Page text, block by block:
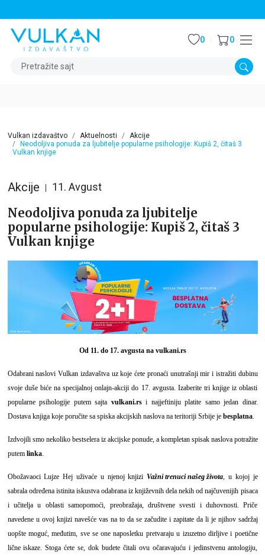
Pretražite sajt
0 0
Vulkan izdavaštvo Aktuelnosti
Akcije
Neodoljiva ponuda za ljubitelje popularne psihologije: Kupiš 2, čitaš 3
Vulkan knjige
Akcije 11. Avgust
Neodoljiva ponuda za ljubitelje
popularne psihologije: Kupiš 2, čitaš 3
Vulkan knjige
Od 11. do 17. avgusta na vulkani.rs
Odabrani naslovi Vulkan izdavaštva uz koje ćete pronaći unutrašnji mir i istražiti dubinu
svoje duše biće na specijalnoj onlajn-akciji do 17. avgusta. Izaberite tri knjige iz oblasti
popularne psihologije putem sajta vulkani.rsi najjeftiniju platite samo jedan dinar.
Dostava knjiga koje poručite sa spiska akcijskih naslova na teritoriji Srbije je besplatna.
Izdvojili smo nekoliko bestselera iz akcijske ponude, a kompletan spisak naslova potražite
putem linka.
Obožavaoci Lujze Hej uživaće u njenoj knjiziVažni trenuci našeg života, u kojoj je
sabrala određena istinita iskustva odabrana iz književnih dela nekih od najčuvenijih pisaca
i učitelja u oblasti samopomoći, preobražaja, društvene svesti i duhovnosti. Priče
navedene u ovoj knjizi navešće vas na to da se začudite i zapitate da li je njihov sadržaj
uopšte moguć, međutim, sve se one naposletku pretvaraju u izuzetno dirljive i poetične
lične iskaze. Stoga ćete se, dok budete čitali ovu očaravajuću i jedinstvenu antologiju,